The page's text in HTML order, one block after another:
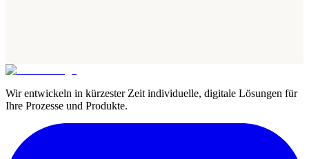
Wir entwickeln in kürzester Zeit individuelle, digitale Lösungen für
Ihre Prozesse und Produkte.